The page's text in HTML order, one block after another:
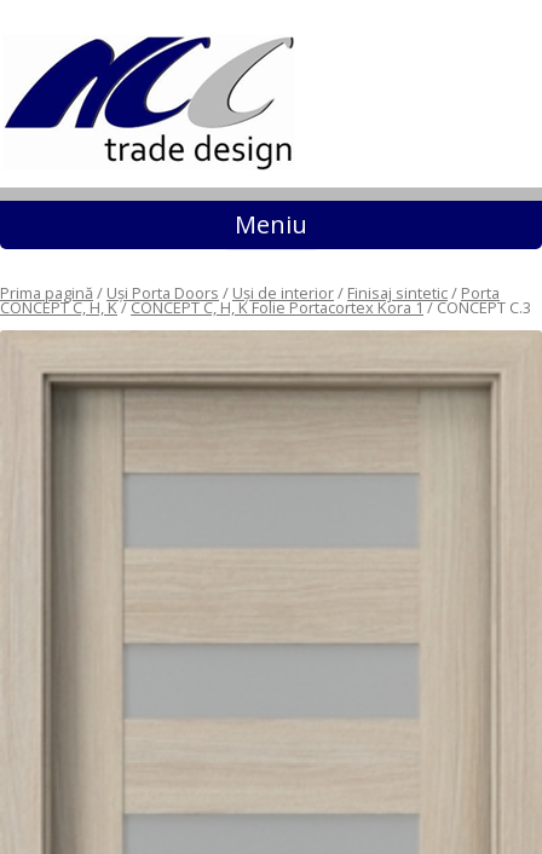
Meniu Sari la conținut
Prima pagină / Uși Porta Doors / Uși de interior/ Finisaj sintetic/ Porta
CONCEPT C, H, K/CONCEPT C, H, K Folie Portacortex Kora 1/ CONCEPT C.3